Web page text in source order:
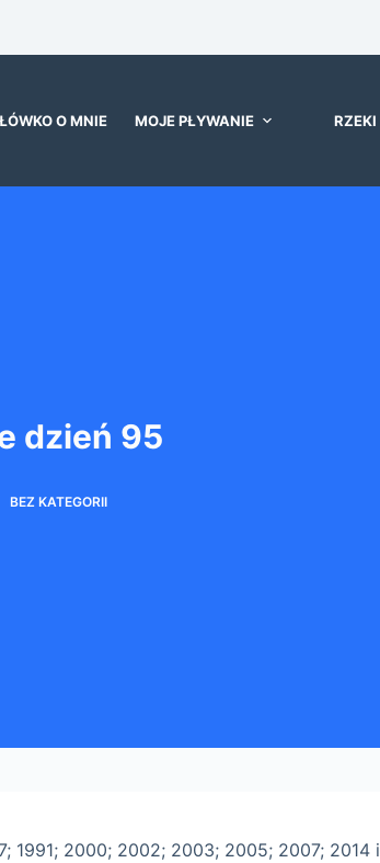
O MNIE MOJE PŁYWANIE RZEKI
dzień 95
BEZ KATEGORII
1991; 2000; 2002; 2003; 2005; 2007; 2014 i